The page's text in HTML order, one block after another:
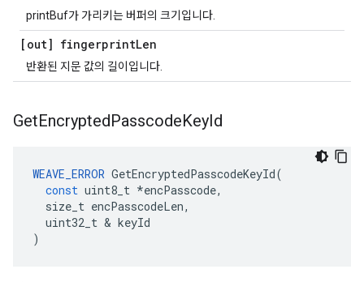
printBuf가 가리키는 버퍼의 크기입니다.
[out] fingerprintLen
반환된 지문 값의 길이입니다.
GetEncryptedPasscodeKeyId
WEAVE_ERROR GetEncryptedPasscodeKeyId(
const uint8_t *encPasscode,
size_t encPasscodeLen,
uint32_t & keyId
)